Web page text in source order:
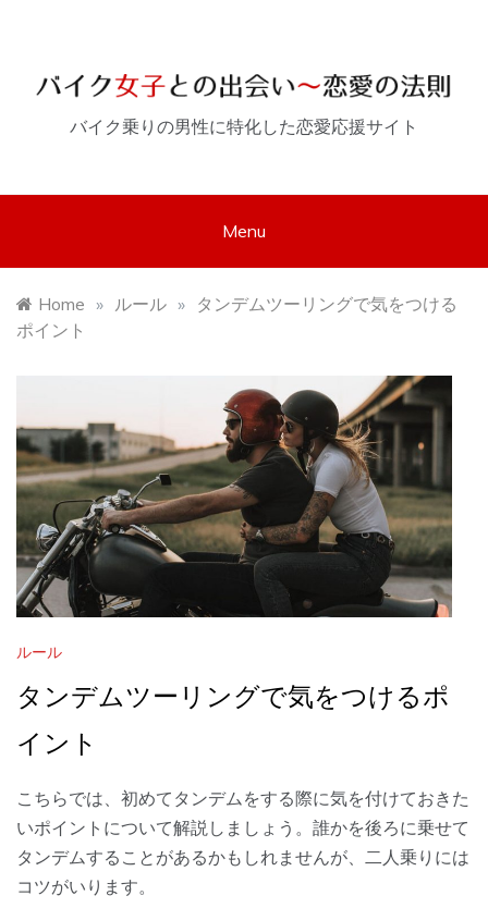
バイク乗りの男性に特化した恋愛応援サイト
Menu
Home » ルール » タンデムツーリングで気をつける
ポイント
ルール
タンデムツーリングで気をつけるポ
イント
こちらでは、初めてタンデムをする際に気を付けておきた
いポイントについて解説しましょう。誰かを後ろに乗せて
タンデムすることがあるかもしれませんが、二人乗りには
コツがいります。